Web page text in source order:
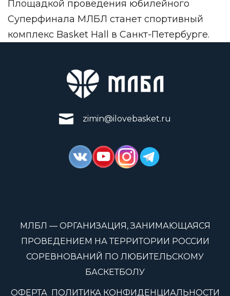
Площадкой проведения юбилейного
Суперфинала МЛБЛ станет спортивный
комплекс Basket Hall в Санкт-Петербурге.
zimin@ilovebasket.ru
МЛБЛ — ОРГАНИЗАЦИЯ, ЗАНИМАЮЩАЯСЯ
ПРОВЕДЕНИЕМ НА ТЕРРИТОРИИ РОССИИ
СОРЕВНОВАНИЙ ПО ЛЮБИТЕЛЬСКОМУ
БАСКЕТБОЛУ
ОФЕРТА ПОЛИТИКА КОНФИДЕНЦИАЛЬНОСТИ